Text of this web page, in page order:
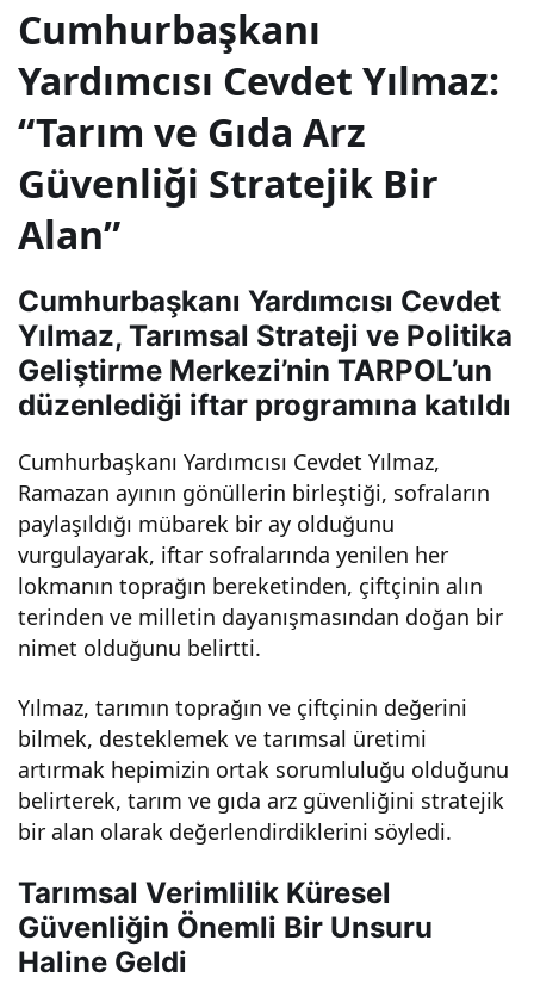
Cumhurbaşkanı
Yardımcısı Cevdet Yılmaz:
“Tarım ve Gıda Arz
Güvenliği Stratejik Bir
Alan”
Cumhurbaşkanı Yardımcısı Cevdet
Yılmaz, Tarımsal Strateji ve Politika
Geliştirme Merkezi’nin TARPOL’un
düzenlediği iftar programına katıldı
Cumhurbaşkanı Yardımcısı Cevdet Yılmaz,
Ramazan ayının gönüllerin birleştiği, sofraların
paylaşıldığı mübarek bir ay olduğunu
vurgulayarak, iftar sofralarında yenilen her
lokmanın toprağın bereketinden, çiftçinin alın
terinden ve milletin dayanışmasından doğan bir
nimet olduğunu belirtti.
Yılmaz, tarımın toprağın ve çiftçinin değerini
bilmek, desteklemek ve tarımsal üretimi
artırmak hepimizin ortak sorumluluğu olduğunu
belirterek, tarım ve gıda arz güvenliğini stratejik
bir alan olarak değerlendirdiklerini söyledi.
Tarımsal Verimlilik Küresel
Güvenliğin Önemli Bir Unsuru
Haline Geldi
Yılm
Gıd
a
enfl
asy
nu
düş
ürm
eyi
hed
efliy
oru
z ve